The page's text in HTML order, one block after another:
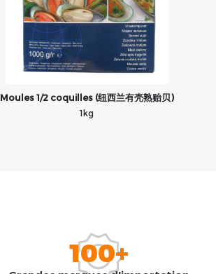
Moules 1/2 coquilles (纽西兰有壳熟贻贝)
1kg
100+